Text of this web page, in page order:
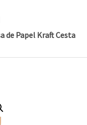
de Papel Kraft Cesta